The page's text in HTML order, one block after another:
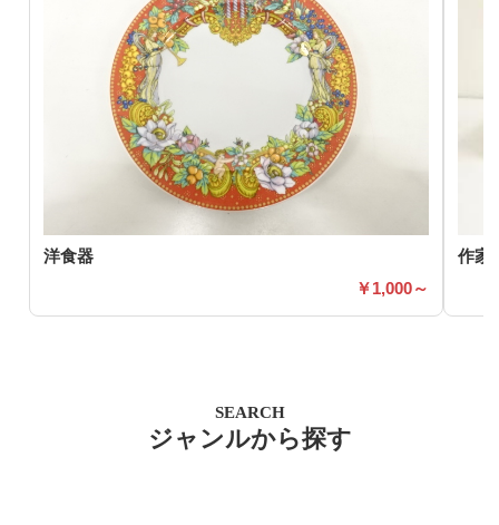
洋食器
1,000～
作家
SEARCH
ジャンルから探す